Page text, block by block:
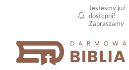
Jesteśmy już
dostępni!
Zapraszamy